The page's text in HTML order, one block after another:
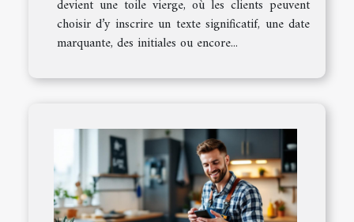
devient une toile vierge, où les clients peuvent
choisir d’y inscrire un texte significatif, une date
marquante, des initiales ou encore...